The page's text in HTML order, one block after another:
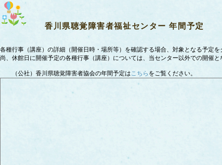
香川県聴覚障害者福祉センター 年間予定
各種行事（講座）の詳細（開催日時・場所等）を確認する場合、対象となる予定
尚、休館日に開催予定の各種行事（講座）については、当センター以外での開催
（公社）香川県聴覚障害者協会の年間予定はこちら をご覧ください。